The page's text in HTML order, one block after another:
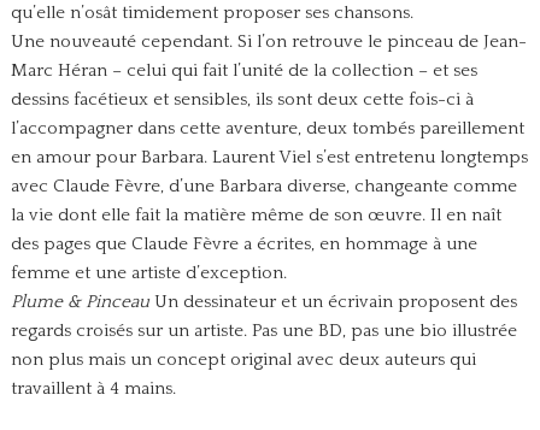
qu’elle n’osât timidement proposer ses chansons.
Une nouveauté cependant. Si l’on retrouve le pinceau de Jean-
Marc Héran – celui qui fait l’unité de la collection – et ses
dessins facétieux et sensibles, ils sont deux cette fois-ci à
l’accompagner dans cette aventure, deux tombés pareillement
en amour pour Barbara. Laurent Viel s’est entretenu longtemps
avec Claude Fèvre, d’une Barbara diverse, changeante comme
la vie dont elle fait la matière même de son œuvre. Il en naît
des pages que Claude Fèvre a écrites, en hommage à une
femme et une artiste d’exception.
Plume & PinceauUn dessinateur et un écrivain proposent des
regards croisés sur un artiste. Pas une BD, pas une bio illustrée
non plus mais un concept original avec deux auteurs qui
travaillent à 4 mains.